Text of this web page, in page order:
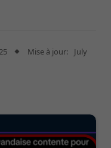
Mise à jour:
July